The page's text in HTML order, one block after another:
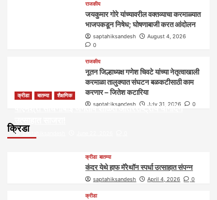
राजकीय
जयकुमार गोरे यांच्यावरील वक्तव्याचा करमाळ्यात
भाजपकडून निषेध; घोषणाबाजी करत आंदोलन
saptahiksandesh
August 4, 2026
0
राजकीय
नूतन जिल्हाध्यक्ष गणेश चिवटे यांच्या नेतृत्वाखाली
करमाळा तालुक्यात संघटन बळकटीसाठी काम
करणार – जितेश कटारिया
saptahiksandesh July 31, 2026 0
क्रिडा
क्रीडा बातम्या शैक्षणिक
पीएमश्री साधनाबाई जगताप शाळेत आंतरराष्ट्रीय योगदिन
saptahiksandesh
क्रीडा बातम्या
कंदर येथे हाफ मॅरेथॉन स्पर्धा उत्साहात संपन्न
saptahiksandesh April 4, 2026 0
क्रीडा